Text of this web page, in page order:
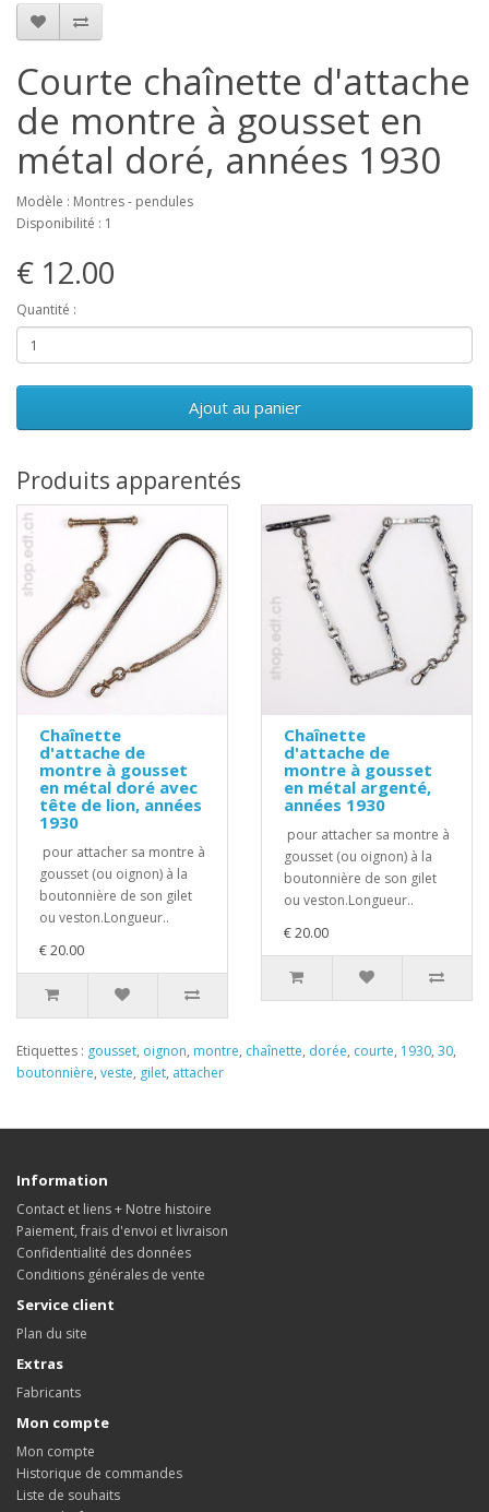
Courte chaînette d'attache
de montre à gousset en
métal doré, années 1930
Modèle : Montres - pendules
Disponibilité : 1
€ 12.00
Quantité :
Ajout au panier
Produits apparentés
Chaînette
d'attache de
montre à gousset
en métal doré avec
tête de lion, années
1930
pour attacher sa montre à
gousset (ou oignon) à la
boutonnière de son gilet
ou veston.Longueur..
€ 20.00
Chaînette
d'attache de
montre à gousset
en métal argenté,
années 1930
pour attacher sa montre à
gousset (ou oignon) à la
boutonnière de son gilet
ou veston.Longueur..
€ 20.00
Etiquettes : gousset, oignon, montre, chaînette, dorée, courte, 1930, 30,
boutonnière, veste, gilet, attacher
Information
Contact et liens + Notre histoire
Paiement, frais d'envoi et livraison
Confidentialité des données
Conditions générales de vente
Service client
Plan du site
Extras
Fabricants
Mon compte
Mon compte
Historique de commandes
Liste de souhaits